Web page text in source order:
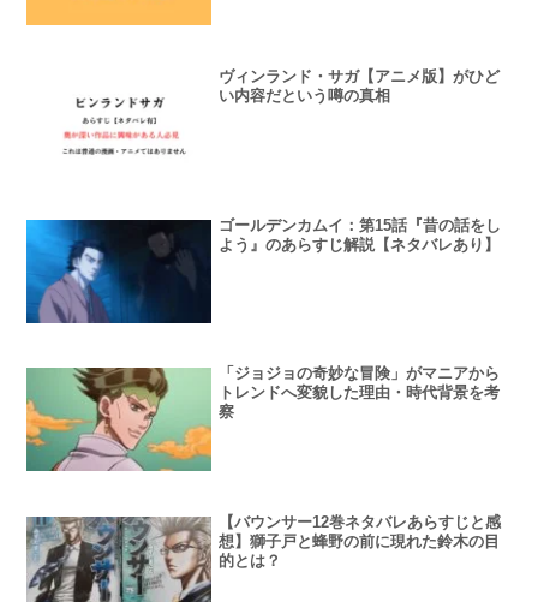
ヴィンランド・サガ【アニメ版】がひど
い内容だという噂の真相
ゴールデンカムイ：第15話『昔の話をし
よう』のあらすじ解説【ネタバレあり】
「ジョジョの奇妙な冒険」がマニアから
トレンドへ変貌した理由・時代背景を考
察
【バウンサー12巻ネタバレあらすじと感
想】獅子戸と蜂野の前に現れた鈴木の目
的とは？